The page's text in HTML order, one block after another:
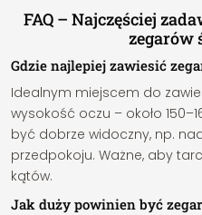
FAQ – Najczęściej
zegarów
Gdzie najlepiej zawiesić
Idealnym miejscem do
wysokość oczu – około
być dobrze widoczny, np.
przedpokoju. Ważne, aby
kątów.
Jak duży powinien być